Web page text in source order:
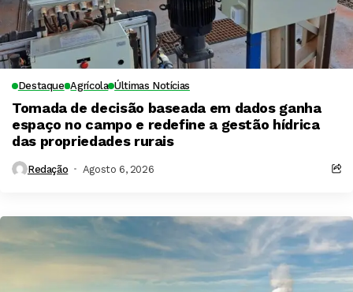
Destaque Agrícola Últimas Notícias
Tomada de decisão baseada em dados ganha
espaço no campo e redefine a gestão hídrica
das propriedades rurais
Redação Agosto 6, 2026